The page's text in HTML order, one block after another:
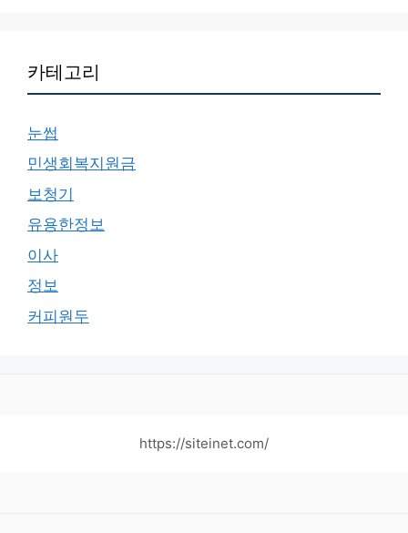
카테고리
눈썹
민생회복지원금
보청기
유용한정보
이사
정보
커피원두
https://siteinet.com/